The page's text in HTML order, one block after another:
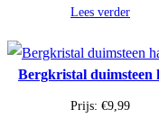
prijs
€6,99.
Lees verder
Bergkristal duimsteen
Prijs: €9,99